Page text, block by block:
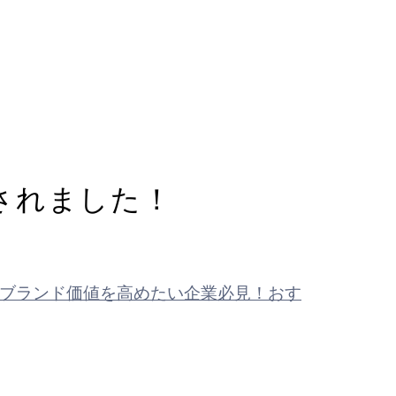
ました！
ブランド価値を高めたい企業必見！おす